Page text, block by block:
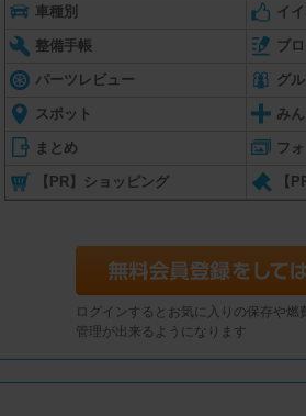
車種別 イ
整備手帳 ブ
パーツレビュー グ
スポット み
まとめ フォ
【PR】ショッピング 【
ログインするとお気に入りの保存や燃
管理が出来るようになります